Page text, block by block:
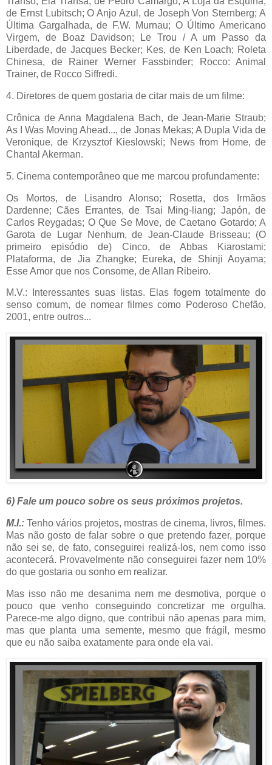
de Ernst Lubitsch; O Anjo Azul, de Joseph Von Sternberg; A
Última Gargalhada, de F.W. Murnau; O Último Americano
Virgem, de Boaz Davidson; Le Trou / A um Passo da
Liberdade, de Jacques Becker; Kes, de Ken Loach; Roleta
Chinesa, de Rainer Werner Fassbinder; Rocco: Animal
Trainer, de Rocco Siffredi.
4. Diretores de quem gostaria de citar mais de um filme:
Crônica de Anna Magdalena Bach, de Jean-Marie Straub;
As I Was Moving Ahead..., de Jonas Mekas; A Dupla Vida de
Veronique, de Krzysztof Kieslowski; News from Home, de
Chantal Akerman.
5. Cinema contemporâneo que me marcou profundamente:
Os Mortos, de Lisandro Alonso; Rosetta, dos Irmãos
Dardenne; Cães Errantes, de Tsai Ming-liang; Japón, de
Carlos Reygadas; O Que Se Move, de Caetano Gotardo; A
Garota de Lugar Nenhum, de Jean-Claude Brisseau; (O
primeiro episódio de) Cinco, de Abbas Kiarostami;
Plataforma, de Jia Zhangke; Eureka, de Shinji Aoyama;
Esse Amor que nos Consome, de Allan Ribeiro.
M.V.: Interessantes suas listas. Elas fogem totalmente do
senso comum, de nomear filmes como Poderoso Chefão,
2001, entre outros...
6) Fale um pouco sobre os seus próximos projetos.
M.I.: Tenho vários projetos, mostras de cinema, livros, filmes.
Mas não gosto de falar sobre o que pretendo fazer, porque
não sei se, de fato, conseguirei realizá-los, nem como isso
acontecerá. Provavelmente não conseguirei fazer nem 10%
do que gostaria ou sonho em realizar.
Mas isso não me desanima nem me desmotiva, porque o
pouco que venho conseguindo concretizar me orgulha.
Parece-me algo digno, que contribui não apenas para mim,
mas que planta uma semente, mesmo que frágil, mesmo
que eu não saiba exatamente para onde ela vai.